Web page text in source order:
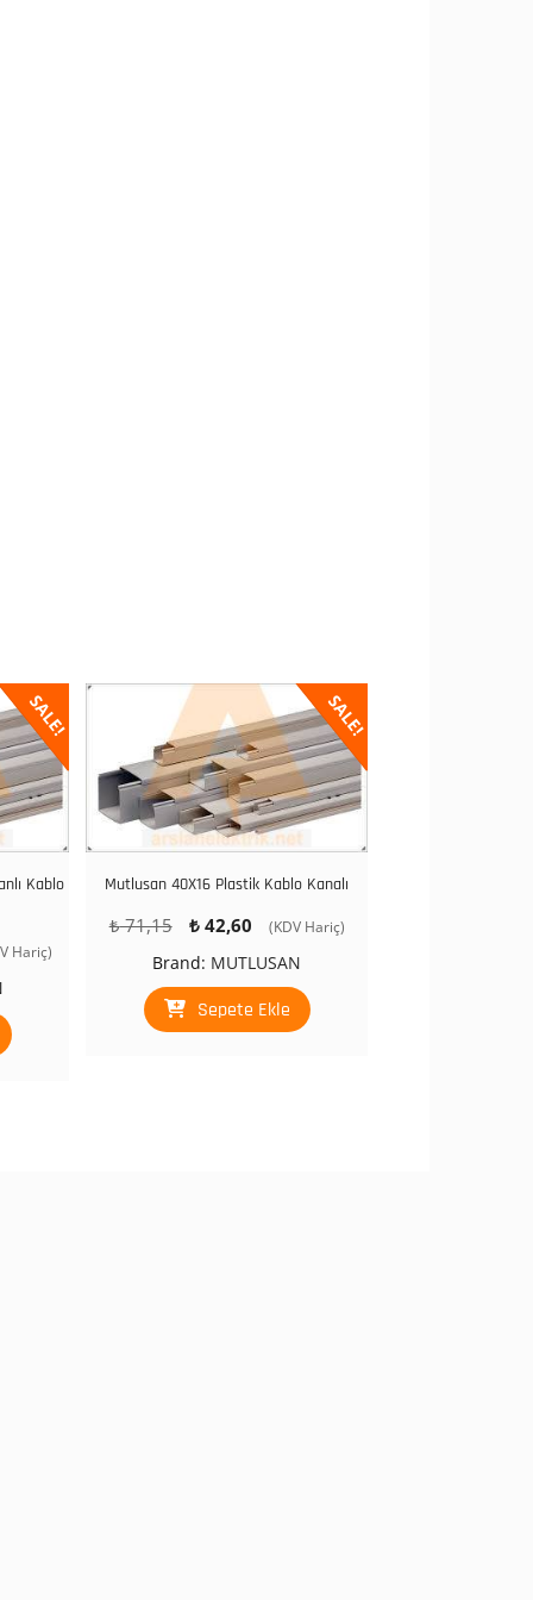
SALE!
Kablo
Hariç)
SALE!
Mutlusan 40X16 Plastik Kablo Kanalı
₺71,15
Orijinal
₺ 71,15.
₺42,60
Şu
fiyat:
₺ 42,60.
(KDV Hariç)
Brand: MUTLUSAN
Sepete Ekle